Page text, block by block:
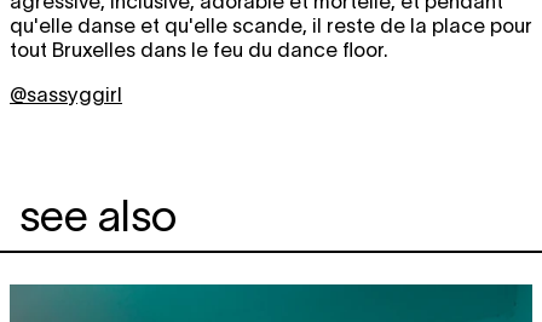
qu'elle danse et qu'elle scande, il reste de la place pour
tout Bruxelles dans le feu du dance floor.
@sassyggirl
see also